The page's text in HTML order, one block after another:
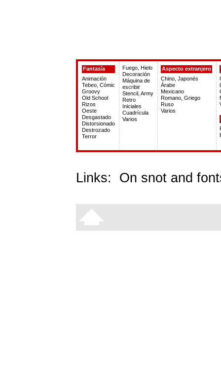
Fantasía
Animación
Tebeo, Cómic
Groovy
Old School
Rizos
Oeste
Desgastado
Distorsionado
Destrozado
Terror
Fuego, Hielo
Decoración
Máquina de
escribir
Stencil, Army
Retro
Iniciales
Cuadrícula
Varios
Aspecto extranjero
Chino, Japonés
Árabe
Mexicano
Romano, Griego
Ruso
Varios
Links: On snot and